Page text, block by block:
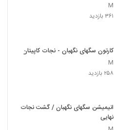
M
۳۶۱ بازدید
کارتون سگهای نگهبان - نجات کاپیتان
M
۲۵۸ بازدید
انیمیشن سگهای نگهبان / گشت نجات
نهایی